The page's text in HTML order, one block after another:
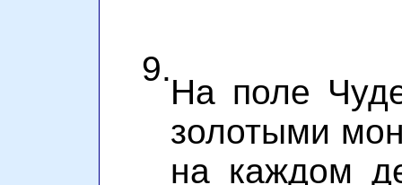
9.
На поле
золотыми
на каждом